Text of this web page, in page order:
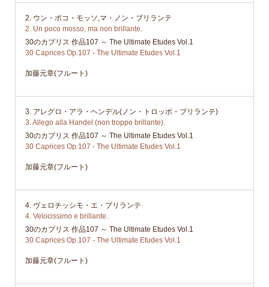
2. ウン・ポコ・モッソ,マ・ノン・ブリランテ
2. Un poco mosso, ma non brillante.
30のカプリス 作品107 ～ The Ultimate Etudes Vol.1
30 Caprices Op.107 - The Ultimate Etudes Vol.1
加藤元章(フルート)
3. アレグロ・アラ・ヘンデル(ノン・トロッポ・ブリランテ)
3. Allego alla Handel (non troppo brillante).
30のカプリス 作品107 ～ The Ultimate Etudes Vol.1
30 Caprices Op.107 - The Ultimate Etudes Vol.1
加藤元章(フルート)
4. ヴェロチッシモ・エ・ブリランテ
4. Velocissimo e brillante.
30のカプリス 作品107 ～ The Ultimate Etudes Vol.1
30 Caprices Op.107 - The Ultimate Etudes Vol.1
加藤元章(フルート)